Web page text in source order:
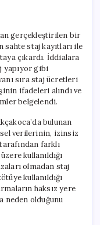
Şüpheli
Gözaltında
için
gerçekleştirilen bir
staj kayıtları ile
çıkardı. İddialara
yapıyor gibi
sıra staj ücretleri
ifadeleri alındı ve
belgelendi.
bulunan
verilerinin, izinsiz
farklı
kullanıldığı
olmadan staj
kullanıldığı
haksız yere
neden olduğunu